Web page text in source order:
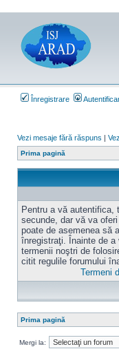
Înregistrare
Vezi mesaje fără răspuns |
Prima pagină
Pentru a vă autentifica,
secunde, dar vă va
poate de asemenea să
înregistraţi. Înainte de
termenii noştri de
citit regulile forumului
Termeni
Prima pagină
Mergi la: